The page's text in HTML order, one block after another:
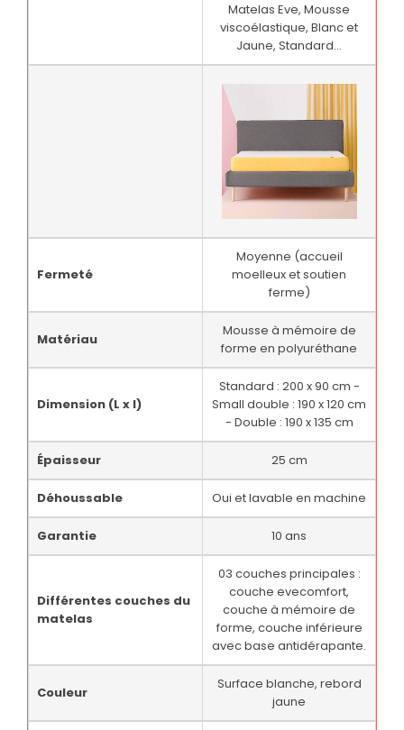
Matelas Eve, Mousse
viscoélastique, Blanc et
Jaune, Standard...
Fermeté
Moyenne (accueil
moelleux et soutien
ferme)
Matériau
Mousse à mémoire de
forme en polyuréthane
Dimension (L x l)
Standard : 200 x 90 cm -
Small double : 190 x 120 cm
- Double : 190 x 135 cm
Épaisseur 25 cm
Déhoussable Oui et lavable en machine
Garantie 10 ans
Différentes couches du
matelas
03 couches principales :
couche evecomfort,
couche à mémoire de
forme, couche inférieure
avec base antidérapante.
Couleur
Surface blanche, rebord
jaune